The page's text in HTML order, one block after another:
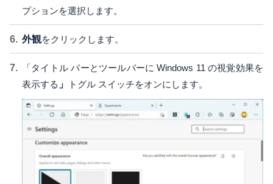
プションを選択します。
外観をクリックします。
「タイトル バーとツールバーに Windows 11 の視覚効果を
表示する 」 トグル スイッチをオンにします。